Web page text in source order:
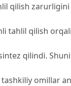
qilish
tahlil qilish
qilindi.
omillar